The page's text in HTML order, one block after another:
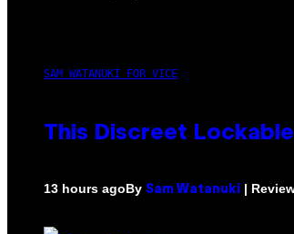
SAM WATANUKI FOR VICE
This Discreet
13 hours agoBy Sam Watanuki |